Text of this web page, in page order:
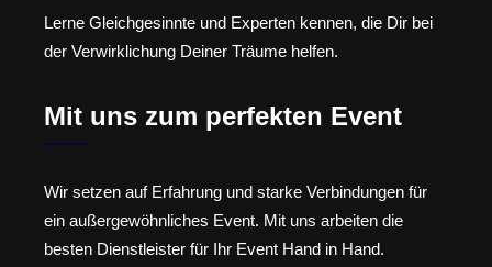
Lerne Gleichgesinnte und Experten kennen, die Dir bei
der Verwirklichung Deiner Träume helfen.
Mit uns zum perfekten Event
Wir setzen auf Erfahrung und starke Verbindungen für
ein außergewöhnliches Event. Mit uns arbeiten die
besten Dienstleister für Ihr Event Hand in Hand.